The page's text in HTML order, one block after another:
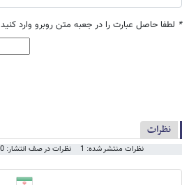
* لطفا حاصل عبارت را در جعبه متن روبرو وارد کنید
نظرات
نظرات منتشر شده: 1 نظرات در صف انتشار: 0